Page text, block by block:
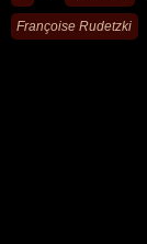
Françoise Rudetzki